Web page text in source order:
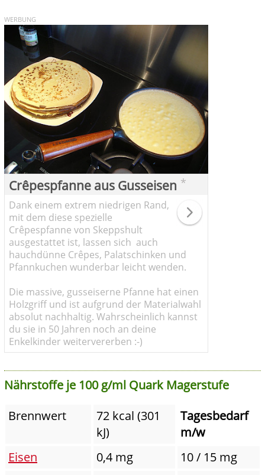
WERBUNG
Crêpespfanne aus Gusseisen *
Dank einem extrem niedrigen Rand,
mit dem diese spezielle
Crêpespfanne von Skeppshult
ausgestattet ist, lassen sich auch
hauchdünne Crêpes, Palatschinken und
Pfannkuchen wunderbar leicht wenden.
Die massive, gusseiserne Pfanne hat einen
Holzgriff und ist aufgrund der Materialwahl
absolut nachhaltig. Wahrscheinlich kannst
du sie in 50 Jahren noch an deine
Enkelkinder weitervererben :-)
Nährstoffe je 100 g/ml Quark Magerstufe
Brennwert
72 kcal (301
kJ)
Tagesbedarf
m/w
Eisen
0,4 mg
10 / 15 mg